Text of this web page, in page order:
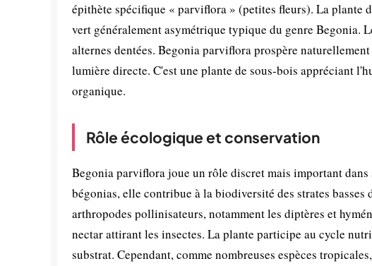
épithète spécifique « parviflora » (petites fleurs). La plante
vert généralement asymétrique typique du genre Begonia.
alternes dentées. Begonia parviflora prospère
lumière directe. C'est une plante de sous-bois appréciant
organique.
Rôle écologique et conservation
Begonia parviflora joue un rôle discret mais important
bégonias, elle contribue à la biodiversité des strates
arthropodes pollinisateurs, notamment les diptères et
nectar attirant les insectes. La plante participe au cycle
substrat. Cependant, comme nombreuses espèces